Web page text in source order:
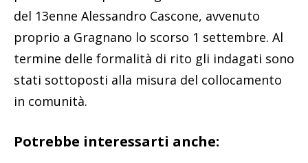
del 13enne Alessandro Cascone, avvenuto
proprio a Gragnano lo scorso 1 settembre. Al
termine delle formalità di rito gli indagati sono
stati sottoposti alla misura del collocamento
in comunità.
Potrebbe interessarti anche: